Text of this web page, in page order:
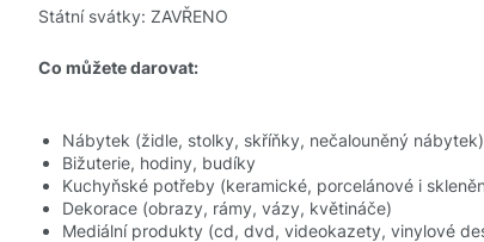
Státní svátky: ZAVŘENO
Co můžete darovat:
Nábytek (židle, stolky, skříňky, nečalouněný nábytek)
Bižuterie, hodiny, budíky
Kuchyňské potřeby (keramické, porcelánové i
Dekorace (obrazy, rámy, vázy, květináče)
Mediální produkty (cd, dvd, videokazety, vinylové